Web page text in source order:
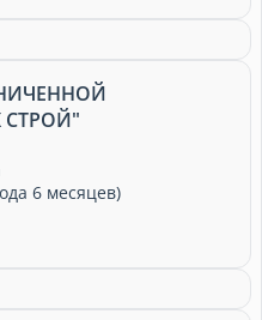
СТРОЙ"
6 месяцев)